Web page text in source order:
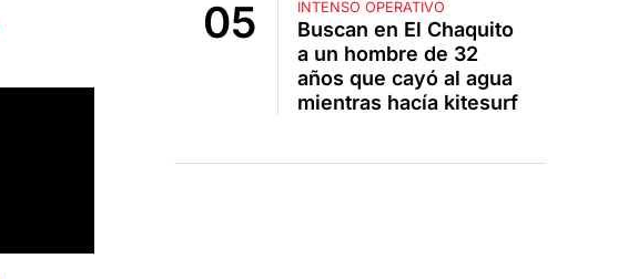
INTENSO OPERATIVO
Buscan en El Chaquito
a un hombre de 32
años que cayó al agua
mientras hacía kitesurf